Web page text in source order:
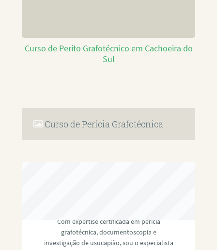
Curso de Perito Grafotécnico em Cachoeira do
Sul
Curso de Perícia Grafotécnica
Com expertise certificada em perícia
grafotécnica, documentoscopia e
investigação de usucapião, sou o especialista